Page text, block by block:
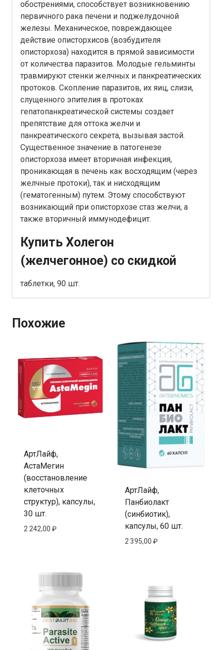
обострениями, способствует возникновению
первичного рака печени и поджелудочной
железы. Механическое, повреждающее
действие описторхисов (возбудителя
описторхоза) находится в прямой зависимости
от количества паразитов. Молодые гельминты
травмируют стенки желчных и панкреатических
протоков. Скопление паразитов, их яиц, слизи,
слущенного эпителия в протоках
гепатопанкреатической системы создает
препятствие для оттока желчи и
панкреатического секрета, вызывая застой.
Существенное значение в патогенезе
описторхоза имеет вторичная инфекция,
проникающая в печень как восходящим (через
желчные протоки), так и нисходящим
(гематогенным) путем. Этому способствуют
возникающий при описторхозе стаз желчи, а
также вторичный иммунодефицит.
Купить Холегон
(желчегонное) со скидкой
таблетки, 90 шт.
Похожие
АртЛайф,
АстаМегин
(восстановление
клеточных
структур), капсулы,
30 шт.
2 242,00 ₽
АртЛайф,
Панбиолакт
(синбиотик),
капсулы, 60 шт.
2 395,00 ₽